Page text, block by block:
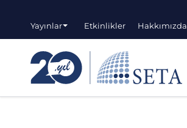
Yayınlar Etkinlikler Hakkımızda